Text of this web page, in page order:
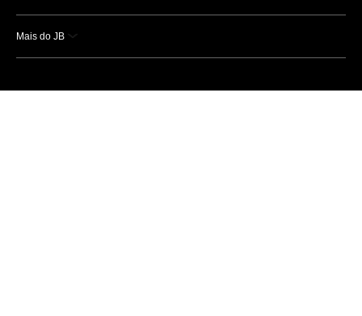
Mais do JB
Esportes